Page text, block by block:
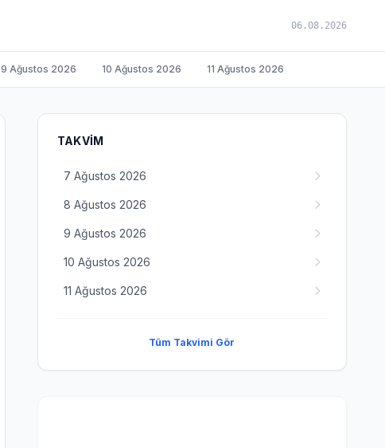
06.08.2026
9 Ağustos 2026 10 Ağustos 2026 11 Ağustos 2026
TAKVIM
7 Ağustos 2026
8 Ağustos 2026
9 Ağustos 2026
10 Ağustos 2026
11 Ağustos 2026
Tüm Takvimi Gör